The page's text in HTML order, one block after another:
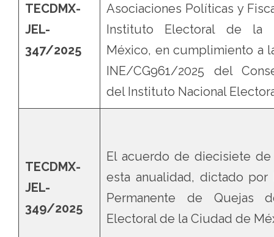
TECDMX-
JEL-
347/2025
Asociaciones Políticas y
Instituto Electoral de la
México, en cumplimiento a
INE/CG961/2025 del
del Instituto Nacional
TECDMX-
JEL-
349/2025
El acuerdo de diecisiete
esta anualidad, dictado por
Permanente de Quejas
Electoral de la Ciudad de